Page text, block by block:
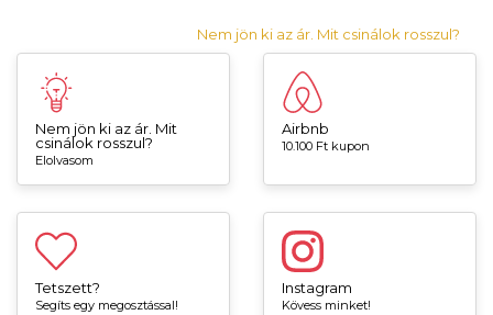
Nem jön ki az ár. Mit csinálok rosszul?
Nem jön ki az ár. Mit
csinálok rosszul?
Elolvasom
Airbnb
10.100 Ft kupon
Tetszett?
Segíts egy megosztással!
Instagram
Kövess minket!